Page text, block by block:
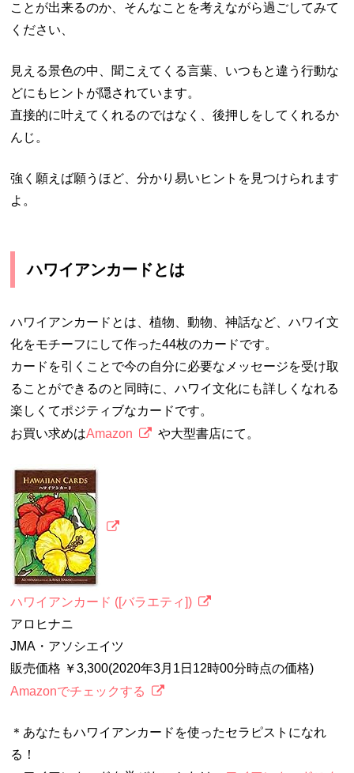
ことが出来るのか、そんなことを考えながら過ごしてみて
ください、
見える景色の中、聞こえてくる言葉、いつもと違う行動な
どにもヒントが隠されています。
直接的に叶えてくれるのではなく、後押しをしてくれるか
んじ。
強く願えば願うほど、分かり易いヒントを見つけられます
よ。
ハワイアンカードとは
ハワイアンカードとは、植物、動物、神話など、ハワイ文
化をモチーフにして作った44枚のカードです。
カードを引くことで今の自分に必要なメッセージを受け取
ることができるのと同時に、ハワイ文化にも詳しくなれる
楽しくてポジティブなカードです。
お買い求めはAmazon や大型書店にて。
ハワイアンカード ([バラエティ])
アロヒナニ
JMA・アソシエイツ
販売価格 ￥3,300(2020年3月1日12時00分時点の価格)
Amazonでチェックする
＊あなたもハワイアンカードを使ったセラピストになれ
る！